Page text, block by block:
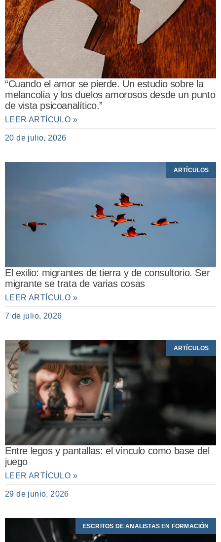
“Cuando el amor se pierde. Un estudio sobre la
melancolía y los duelos amorosos desde un punto
de vista psicoanalítico.”
LEER ARTÍCULO »
20 de julio, 2026
ARTÍCULOS
El exilio: migrantes de tierra y de consultorio. Ser
migrante se trata de varias cosas
LEER ARTÍCULO »
7 de julio, 2026
ARTÍCULOS
Entre legos y pantallas: el vínculo como base del
juego
LEER ARTÍCULO »
29 de junio, 2026
ESCRITOS DE ANALISTAS EN FORMACIÓN